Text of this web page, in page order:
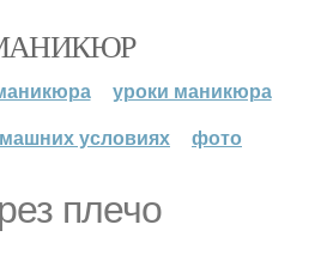
уроки маникюра
условиях
фото
плечо